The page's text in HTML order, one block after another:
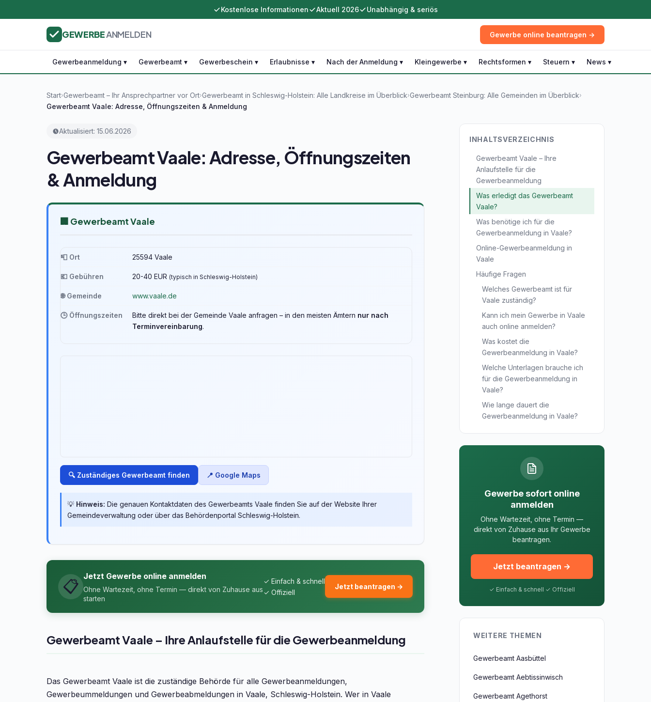
Kostenlose Informationen Aktuell 2026 Unabhängig & seriös
GEWERBEANMELDEN Gewerbe online beantragen →
Gewerbeanmeldung ▾ Gewerbeamt ▾ Gewerbeschein ▾ Erlaubnisse ▾ Nach der Anmeldung ▾ Kleingewerbe ▾ Rechtsformen ▾ Steuern ▾ News ▾
Start›Gewerbeamt – Ihr Ansprechpartner vor Ort›Gewerbeamt in Schleswig-Holstein: Alle Landkreise im Überblick›Gewerbeamt Steinburg: Alle Gemeinden im Überblick›
Gewerbeamt Vaale: Adresse, Öffnungszeiten & Anmeldung
Aktualisiert: 15.06.2026
Gewerbeamt Vaale: Adresse, Öffnungszeiten
& Anmeldung
🏢 Gewerbeamt Vaale
📮 Ort 25594 Vaale
💶 Gebühren 20-40 EUR (typisch in Schleswig-Holstein)
🌐 Gemeinde www.vaale.de
🕒 Öffnungszeiten Bitte direkt bei der Gemeinde Vaale anfragen – in den meisten Ämtern nur nach
Terminvereinbarung.
🔍 Zuständiges Gewerbeamt finden 📍 Google Maps
💡 Hinweis: Die genauen Kontaktdaten des Gewerbeamts Vaale finden Sie auf der Website Ihrer
Gemeindeverwaltung oder über das Behördenportal Schleswig-Holstein.
📋
Jetzt Gewerbe online anmelden
Ohne Wartezeit, ohne Termin — direkt von Zuhause aus
starten
✓ Einfach & schnell
✓ Offiziell
Jetzt beantragen →
Gewerbeamt Vaale – Ihre Anlaufstelle für die Gewerbeanmeldung
Das Gewerbeamt Vaale ist die zuständige Behörde für alle Gewerbeanmeldungen,
Gewerbeummeldungen und Gewerbeabmeldungen in Vaale, Schleswig-Holstein. Wer in Vaale
INHALTSVERZEICHNIS
Gewerbeamt Vaale – Ihre
Anlaufstelle für die
Gewerbeanmeldung
Was erledigt das Gewerbeamt
Vaale?
Was benötige ich für die
Gewerbeanmeldung in Vaale?
Online-Gewerbeanmeldung in
Vaale
Häufige Fragen
Welches Gewerbeamt ist für
Vaale zuständig?
Kann ich mein Gewerbe in Vaale
auch online anmelden?
Was kostet die
Gewerbeanmeldung in Vaale?
Welche Unterlagen brauche ich
für die Gewerbeanmeldung in
Vaale?
Wie lange dauert die
Gewerbeanmeldung in Vaale?
Gewerbe sofort online
anmelden
Ohne Wartezeit, ohne Termin —
direkt von Zuhause aus Ihr Gewerbe
beantragen.
Jetzt beantragen →
✓ Einfach & schnell ✓ Offiziell
WEITERE THEMEN
Gewerbeamt Aasbüttel
Gewerbeamt Aebtissinwisch
Gewerbeamt Agethorst